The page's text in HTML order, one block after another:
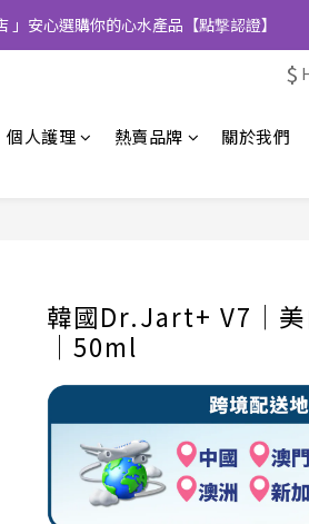
安心選購你的心水產品【點撃認證】
$
個人護理 熱賣品牌 關於我們
韓國Dr.Jart+ V7│美
│50ml